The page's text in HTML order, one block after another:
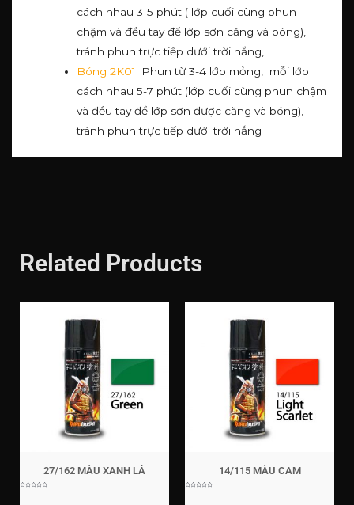
cách nhau 3-5 phút ( lớp cuối cùng phun
chậm và đều tay để lớp sơn căng và bóng),
tránh phun trực tiếp dưới trời nắng,
Bóng 2K01: Phun từ 3-4 lớp mỏng, mỗi lớp
cách nhau 5-7 phút (lớp cuối cùng phun chậm
và đều tay để lớp sơn được căng và bóng),
tránh phun trực tiếp dưới trời nắng
Related Products
27/162 MÀU XANH LÁ 14/115 MÀU CAM